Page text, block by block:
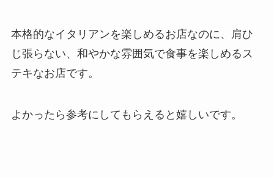
本格的なイタリアンを楽しめるお店なのに、肩ひ
じ張らない、和やかな雰囲気で食事を楽しめるス
テキなお店です。
よかったら参考にしてもらえると嬉しいです。